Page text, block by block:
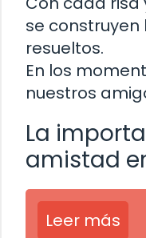
se construyen
resueltos.
En los
nuestros
La
amistad
Leer más